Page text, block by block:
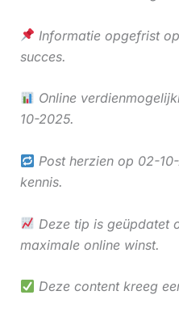
Informatie opgefrist
succes.
Online
10-2025.
Post herzien op 02-
kennis.
Deze tip is geüpdatet
maximale online winst.
Deze content kreeg